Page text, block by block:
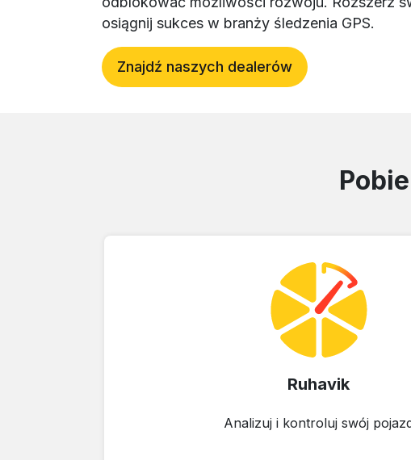
osiągnij sukces w branży śledzenia GPS.
Znajdź naszych dealerów
Ruhavik
Analizuj i kontroluj swój